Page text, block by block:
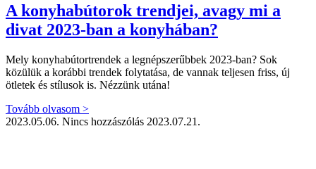
A konyhabútorok trendjei, avagy mi a
divat 2023-ban a konyhában?
Mely konyhabútortrendek a legnépszerűbbek 2023-ban? Sok
közülük a korábbi trendek folytatása, de vannak teljesen friss, új
ötletek és stílusok is. Nézzünk utána!
Tovább olvasom >
2023.05.06. Nincs hozzászólás 2023.07.21.